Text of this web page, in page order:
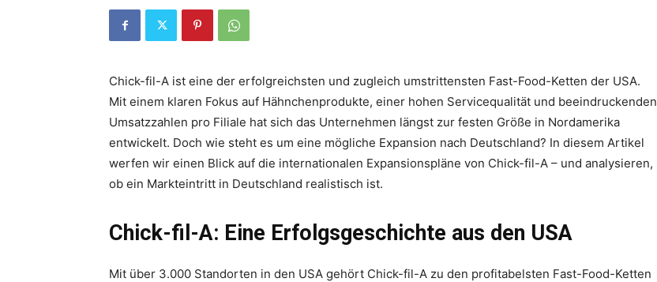
Chick-fil-A ist eine der erfolgreichsten und zugleich umstrittensten Fast-Food-Ketten der USA.
Mit einem klaren Fokus auf Hähnchenprodukte, einer hohen Servicequalität und beeindruckenden
Umsatzzahlen pro Filiale hat sich das Unternehmen längst zur festen Größe in Nordamerika
entwickelt. Doch wie steht es um eine mögliche Expansion nach Deutschland? In diesem Artikel
werfen wir einen Blick auf die internationalen Expansionspläne von Chick-fil-A – und analysieren,
ob ein Markteintritt in Deutschland realistisch ist.
Chick-fil-A: Eine Erfolgsgeschichte aus den USA
Mit über 3.000 Standorten in den USA gehört Chick-fil-A zu den profitabelsten Fast-Food-Ketten